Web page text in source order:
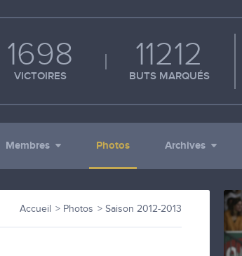
1698
VICTOIRES
11212
BUTS MARQUÉS
Membres Photos Archives
Accueil Photos Saison 2012-2013